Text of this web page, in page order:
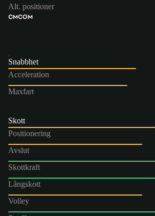
Alt. positioner
CMCOM
Snabbhet
Acceleration
Maxfart
Skott
Positionering
Avslut
Skottkraft
Långskott
Volley